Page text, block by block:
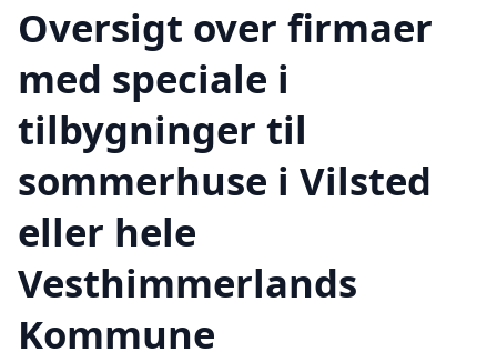
Oversigt over firmaer
med speciale i
tilbygninger til
sommerhuse i Vilsted
eller hele
Vesthimmerlands
Kommune